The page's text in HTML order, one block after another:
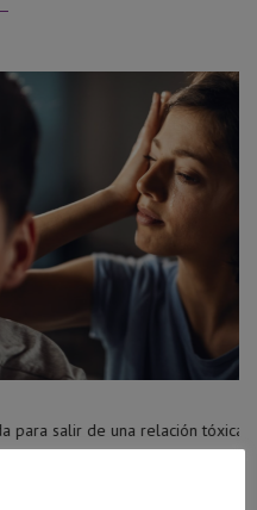
relación tóxica en Castellón